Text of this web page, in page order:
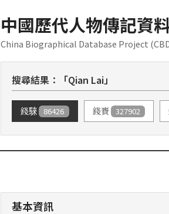
中國歷代人物傳記資
China Biographical Database Project
搜尋結果：「Qian Lai」
錢騋 86426 錢賚 327902
基本資訊